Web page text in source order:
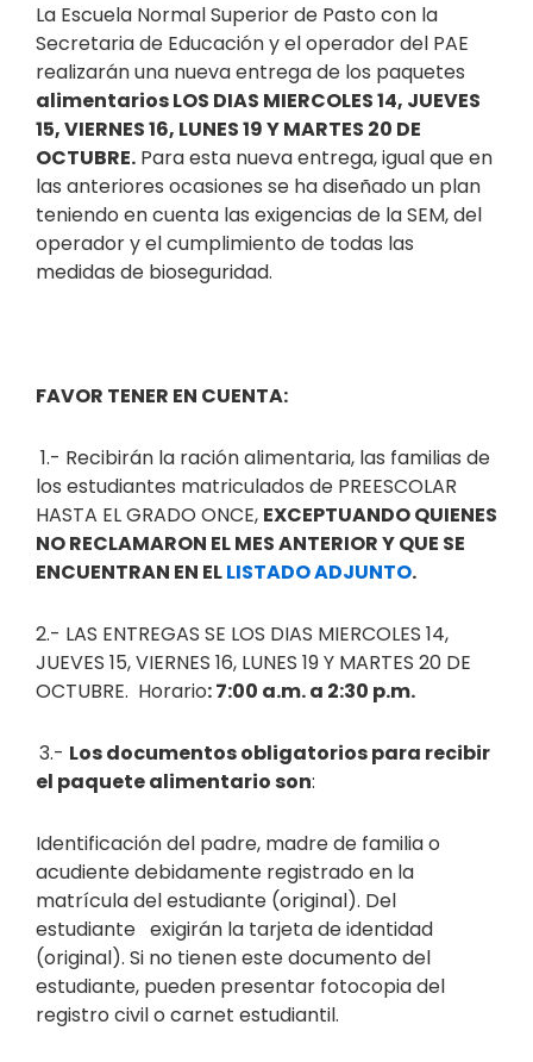
La Escuela Normal Superior de Pasto con la
Secretaria de Educación y el operador del PAE
realizarán una nueva entrega de los paquetes
alimentarios LOS DIAS MIERCOLES 14, JUEVES
15, VIERNES 16, LUNES 19 Y MARTES 20 DE
OCTUBRE. Para esta nueva entrega, igual que en
las anteriores ocasiones se ha diseñado un plan
teniendo en cuenta las exigencias de la SEM, del
operador y el cumplimiento de todas las
medidas de bioseguridad.
FAVOR TENER EN CUENTA:
1.- Recibirán la ración alimentaria, las familias de
los estudiantes matriculados de PREESCOLAR
HASTA EL GRADO ONCE, EXCEPTUANDO QUIENES
NO RECLAMARON EL MES ANTERIOR Y QUE SE
ENCUENTRAN EN ELLISTADO ADJUNTO.
2.- LAS ENTREGAS SE LOS DIAS MIERCOLES 14,
JUEVES 15, VIERNES 16, LUNES 19 Y MARTES 20 DE
OCTUBRE. Horario: 7:00 a.m. a 2:30 p.m.
3.- Los documentos obligatorios para recibir
el paquete alimentario son:
Identificación del padre, madre de familia o
acudiente debidamente registrado en la
matrícula del estudiante (original). Del
estudiante exigirán la tarjeta de identidad
(original). Si no tienen este documento del
estudiante, pueden presentar fotocopia del
registro civil o carnet estudiantil.